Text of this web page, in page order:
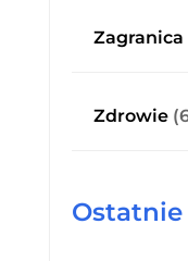
Zagranica
Zdrowie